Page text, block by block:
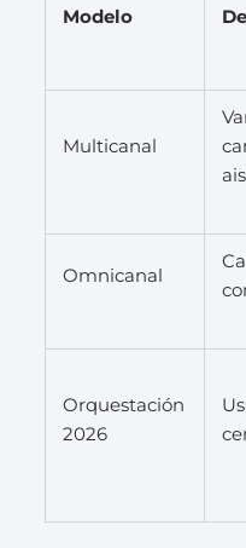
Modelo
Multicanal
Omnicanal
Orquestación
2026